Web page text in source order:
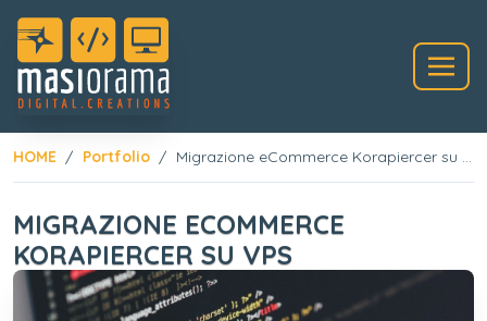
HOME Portfolio Migrazione eCommerce Korapiercer su VPS
MIGRAZIONE ECOMMERCE
KORAPIERCER SU VPS